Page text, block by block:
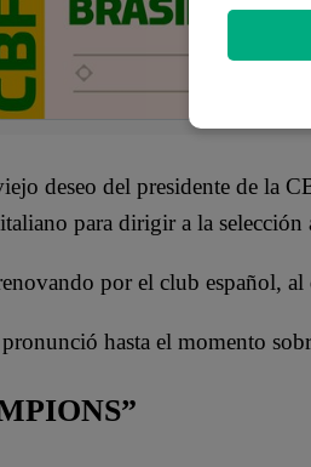
deseo del presidente de la
para dirigir a la
por el club español,
hasta el momento